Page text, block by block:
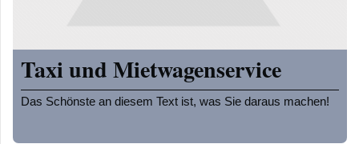
Taxi und Mietwagenservice
Das Schönste an diesem Text ist, was Sie daraus machen!